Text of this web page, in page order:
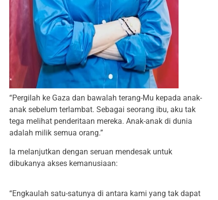
“Pergilah ke Gaza dan bawalah terang-Mu kepada anak-
anak sebelum terlambat. Sebagai seorang ibu, aku tak
tega melihat penderitaan mereka. Anak-anak di dunia
adalah milik semua orang.”
Ia melanjutkan dengan seruan mendesak untuk
dibukanya akses kemanusiaan:
“Engkaulah satu-satunya di antara kami yang tak dapat